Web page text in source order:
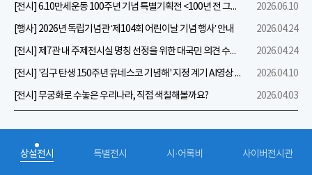
[전시] 6.10만세운동 100주년 기념 특별기획전 <100년 전 그날을 보다: 6.10만세운동>
2026.06.10
[행사] 2026년 독립기념관 ‘제104회 어린이날 기념 행사’ 안내
2026.04.24
[전시] 제7관 내 주제전시실 명칭 선정을 위한 대국민 의견 수렴 실시
2026.04.24
[전시] '김구 탄생 150주년 유네스코 기념해' 지정 계기 AI영상 국민공모 개최 안내
2026.04.10
[전시] 무궁화로 수놓은 우리나라, 직접 색칠해볼까요?
2026.04.03
상설전시 특별전시 시·어록비 사이버전시관